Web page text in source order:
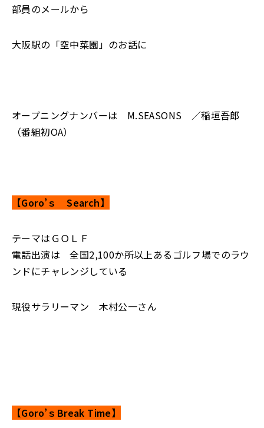
部員のメールから
大阪駅の「空中菜園」のお話に
オープニングナンバーは M.SEASONS ／稲垣吾郎
（番組初OA）
【Goro’ｓ Search】
テーマはＧＯＬＦ
電話出演は 全国2,100か所以上あるゴルフ場でのラウ
ンドにチャレンジしている
現役サラリーマン 木村公一さん
【Goro’ｓBreak Time】